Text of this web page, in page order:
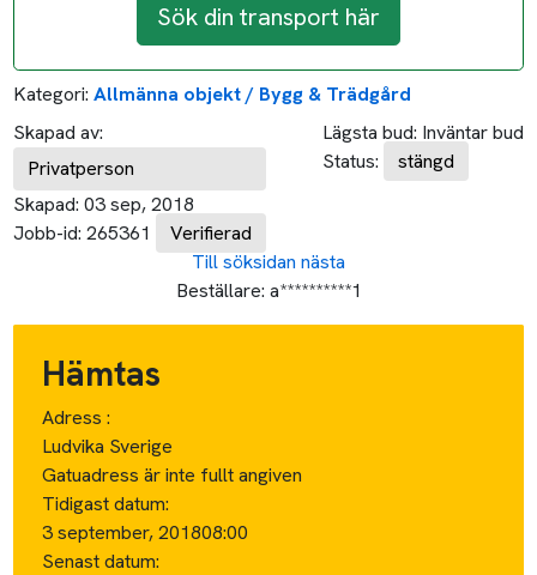
Sök din transport här
Kategori: Allmänna objekt / Bygg & Trädgård
Skapad av:
Privatperson
Skapad: 03 sep, 2018
Jobb-id: 265361 Verifierad
Lägsta bud: Inväntar bud
Status:
stängd
Till söksidan nästa
Beställare: a**********1
Hämtas
Adress :
Ludvika Sverige
Gatuadress är inte fullt angiven
Tidigast datum:
3 september, 201808:00
Senast datum: